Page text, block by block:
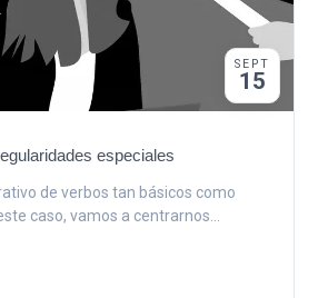
SEPT
15
especiales
de verbos tan básicos como
caso, vamos a centrarnos...